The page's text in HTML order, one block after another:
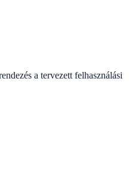
a tervezett felhasználási